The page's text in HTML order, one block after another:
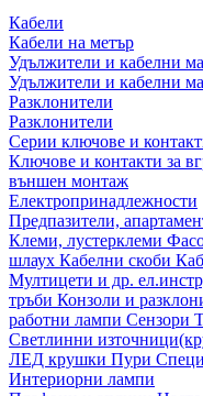
Кабели
Кабели на метър
Удължители и кабелни
Удължители и кабелни
Разклонители
Разклонители
Серии ключове и
Ключове и контакти за
външен монтаж
Електропринадлежности
Предпазители,
Клеми, лустерклеми
шлаух Кабелни скоби
Мултицети и др.
тръби Конзоли и
работни лампи Сензори
Светлинни
ЛЕД крушки Пури
Интериорни лампи